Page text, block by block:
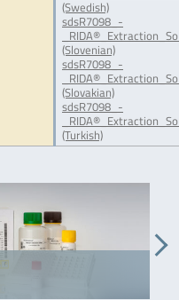
(Swedish)
sdsR7098_-
(Slovenian)
sdsR7098_-
(Slovakian)
sdsR7098_-
(Turkish)